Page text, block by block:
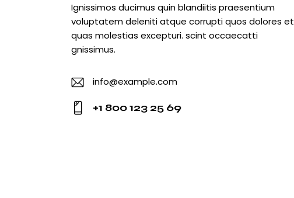
Ignissimos ducimus quin blandiitis praesentium
voluptatem deleniti atque corrupti quos dolores et
quas molestias excepturi. scint occaecatti
gnissimus.
E-
m
info@example.com
+1 800 123 25 69